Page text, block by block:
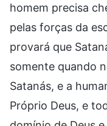
homem precisa
pelas forças da
provará que
somente quando
Satanás, e a
Próprio Deus, e